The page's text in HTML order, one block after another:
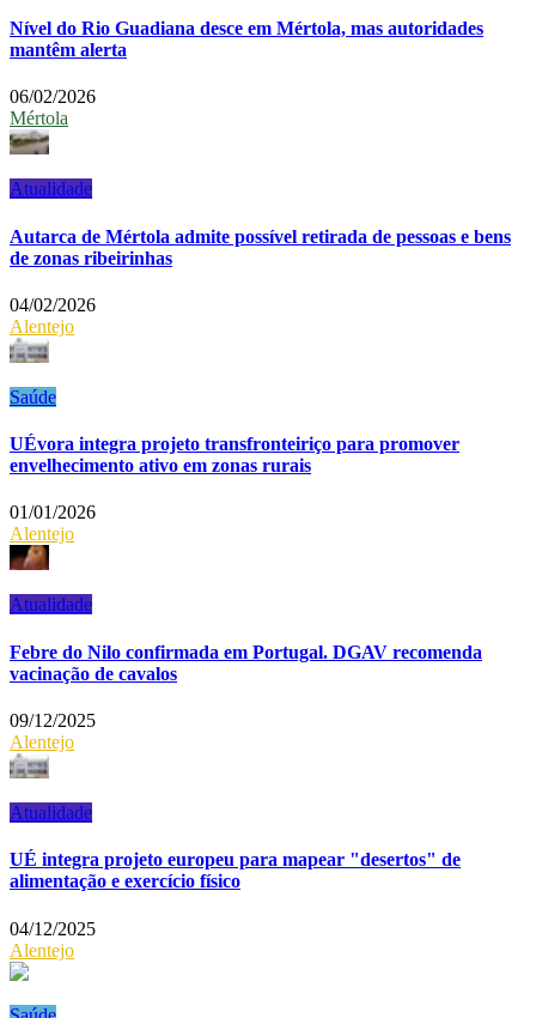
Nível do Rio Guadiana desce em Mértola, mas autoridades
mantêm alerta
06/02/2026
Mértola
Atualidade
Autarca de Mértola admite possível retirada de pessoas e bens
de zonas ribeirinhas
04/02/2026
Alentejo
Saúde
UÉvora integra projeto transfronteiriço para promover
envelhecimento ativo em zonas rurais
01/01/2026
Alentejo
Atualidade
Febre do Nilo confirmada em Portugal. DGAV recomenda
vacinação de cavalos
09/12/2025
Alentejo
Atualidade
UÉ integra projeto europeu para mapear "desertos" de
alimentação e exercício físico
04/12/2025
Alentejo